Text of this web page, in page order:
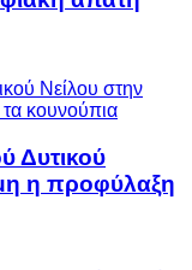
Δυτικού
η προφύλαξη